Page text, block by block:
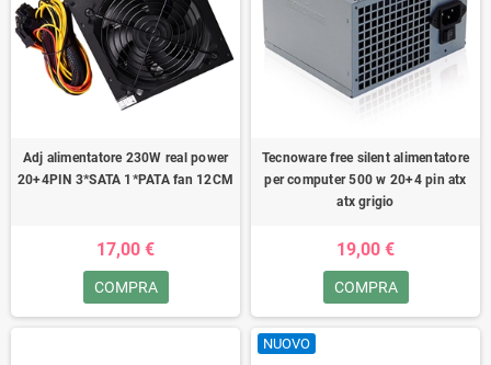
Adj alimentatore 230W real power
20+4PIN 3*SATA 1*PATA fan 12CM
17,00 €
COMPRA
Tecnoware free silent alimentatore
per computer 500 w 20+4 pin atx
atx grigio
19,00 €
COMPRA
NUOVO